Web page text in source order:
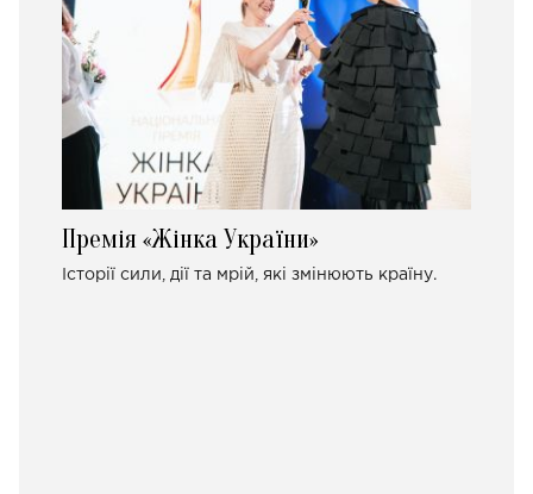
Премія «Жінка України»
Історії сили, дії та мрій, які змінюють країну.